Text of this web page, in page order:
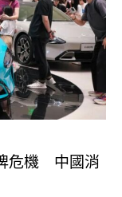
危機 中國消